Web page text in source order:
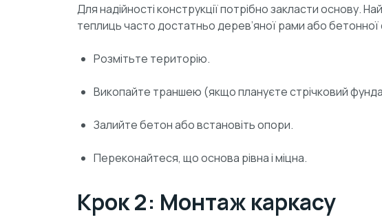
Для надійності конструкції потрібно закласти основу.
теплиць часто достатньо дерев’яної рами або бетонної
Розмітьте територію.
Викопайте траншею (якщо плануєте стрічковий
Залийте бетон або встановіть опори.
Переконайтеся, що основа рівна і міцна.
Крок 2: Монтаж каркасу